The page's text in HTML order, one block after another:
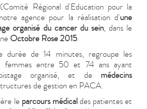
Régional d'Education pour la
agence pour la réalisation d'une
organisé du cancer du sein, dans le
Octobre Rose 2015.
durée de 14 minutes, regroupe les
entre 50 et 74 ans ayant
organisé, et de médecins
de gestion en PACA.
le parcours médicaldes patientes et